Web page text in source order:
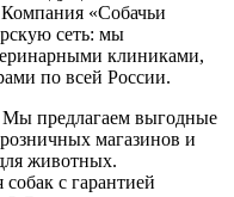
Компания «Собачьи
сеть: мы
клиниками,
по всей России.
Мы предлагаем выгодные
магазинов и
животных.
с гарантией